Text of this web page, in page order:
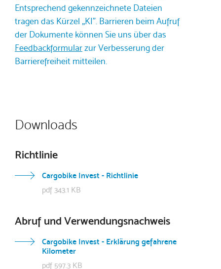
Entsprechend gekennzeichnete Dateien
tragen das Kürzel „KI". Barrieren beim Aufruf
der Dokumente können Sie uns über das
Feedbackformularzur Verbesserung der
Barrierefreiheit mitteilen.
Downloads
Richtlinie
Cargobike Invest - Richtlinie
pdf 343.1 KB
Abruf und Verwendungsnachweis
Cargobike Invest - Erklärung gefahrene
Kilometer
pdf 597.3 KB